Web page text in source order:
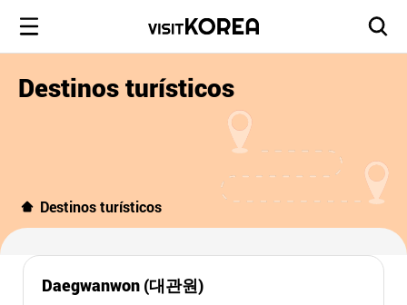
Destinos turísticos
Destinos turísticos
Daegwanwon (대관원)